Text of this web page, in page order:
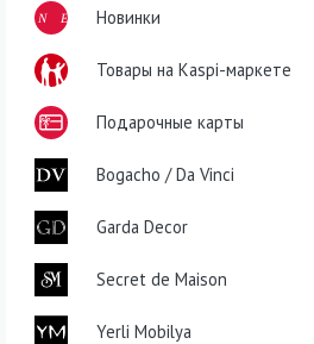
NEWНовинки
Товары на Kaspi-маркете
Подарочные карты
Bogacho / Da Vinci
Garda Decor
Secret de Maison
Yerli Mobilya